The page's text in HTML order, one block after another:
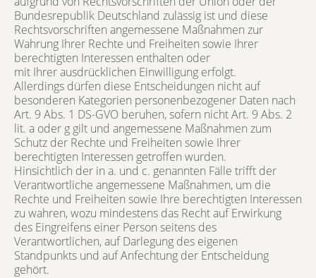
Bundesrepublik Deutschland zulässig ist und diese
Rechtsvorschriften angemessene Maßnahmen zur
Wahrung Ihrer Rechte und Freiheiten sowie Ihrer
berechtigten Interessen enthalten oder
mit Ihrer ausdrücklichen Einwilligung erfolgt.
Allerdings dürfen diese Entscheidungen nicht auf
besonderen Kategorien personenbezogener Daten nach
Art. 9 Abs. 1 DS-GVO beruhen, sofern nicht Art. 9 Abs. 2
lit. a oder g gilt und angemessene Maßnahmen zum
Schutz der Rechte und Freiheiten sowie Ihrer
berechtigten Interessen getroffen wurden.
Hinsichtlich der in a. und c. genannten Fälle trifft der
Verantwortliche angemessene Maßnahmen, um die
Rechte und Freiheiten sowie Ihre berechtigten Interessen
zu wahren, wozu mindestens das Recht auf Erwirkung
des Eingreifens einer Person seitens des
Verantwortlichen, auf Darlegung des eigenen
Standpunkts und auf Anfechtung der Entscheidung
gehört.